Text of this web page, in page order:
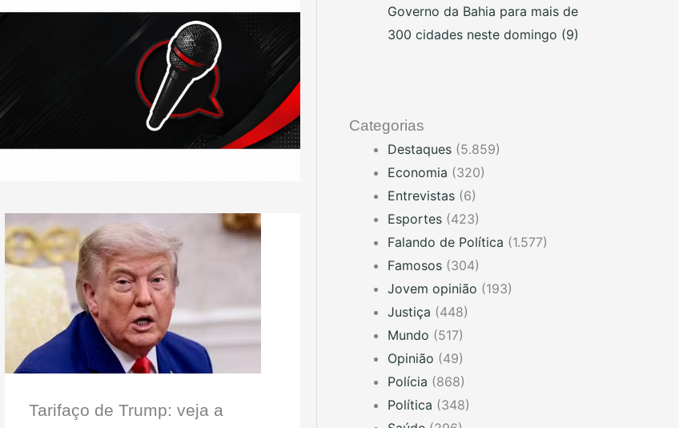
Tarifaço de Trump: veja a
Governo da Bahia para mais de
300 cidades neste domingo (9)
Categorias
Destaques (5.859)
Economia (320)
Entrevistas (6)
Esportes (423)
Falando de Política (1.577)
Famosos (304)
Jovem opinião (193)
Justiça (448)
Mundo (517)
Opinião (49)
Polícia (868)
Política (348)